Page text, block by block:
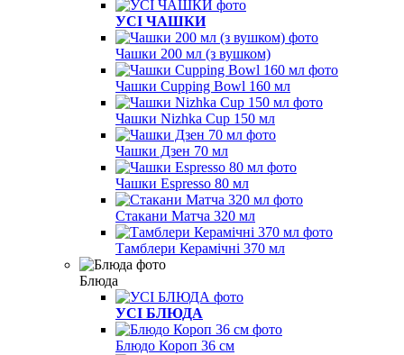
УСІ ЧАШКИ
Чашки 200 мл (з вушком)
Чашки Cupping Bowl 160 мл
Чашки Nizhka Cup 150 мл
Чашки Дзен 70 мл
Чашки Espresso 80 мл
Стакани Матча 320 мл
Тамблери Керамічні 370 мл
Блюда
УСІ БЛЮДА
Блюдо Короп 36 см